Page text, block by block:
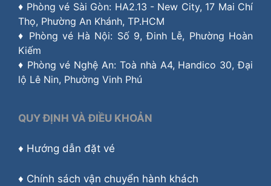
♦ Phòng vé Sài Gòn: HA2.13 - New City, 17 Mai Chí
Thọ, Phường An Khánh, TP.HCM
♦ Phòng vé Hà Nội: Số 9, Đinh Lễ, Phường Hoàn
Kiếm
♦ Phòng vé Nghệ An: Toà nhà A4, Handico 30, Đại
lộ Lê Nin, Phường Vinh Phú
QUY ĐỊNH VÀ ĐIỀU KHOẢN
♦ Hướng dẫn đặt vé
♦ Chính sách vận chuyển hành khách